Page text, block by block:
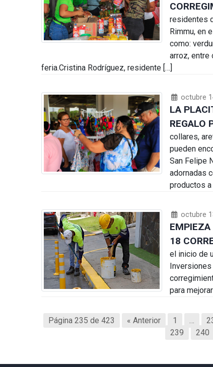
residentes
Rimmu, en
como:
arroz, entre
feria.Cristina Rodríguez, residente […]
octubre
LA
REGALO
collares,
pueden
San Felipe
adornadas
productos a
octubre
EMPIEZA
18
el inicio de
para
Página 235 de 423 « Anterior 1 …
239
240